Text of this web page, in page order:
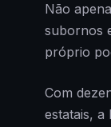
Não
subornos
próprio
Com
estatais, a